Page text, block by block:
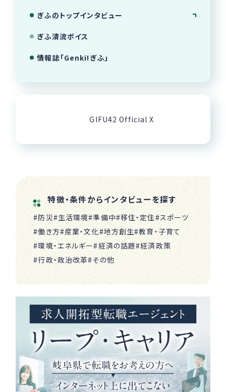
ぎふのトップインタビュー
ぎふ清流ボイス
情報誌「Genki!ぎふ」
GIFU42 Official X
特徴・条件からインタビューを探す
#防災#生活環境#準備中#移住・定住#スポーツ
#働き方#産業・文化#地方創生#教育・子育て
#環境・エネルギー#経済の話題#経済政策
#行政・政治改革#その他